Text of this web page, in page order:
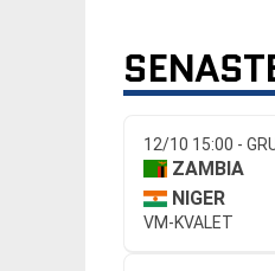
12/10 15:00 -
ZAMBIA
NIGER
VM-KVALET